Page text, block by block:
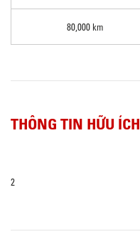
80,000 km
THÔNG TIN HỮU ÍCH
2